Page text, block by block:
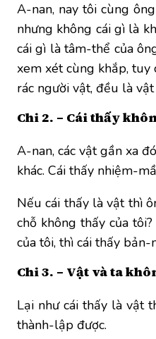
A-nan, nay tôi cùng
nhưng không cái gì là
cái gì là tâm-thể của
xem xét cùng khắp, tuy
rác người vật, đều là
Chi 2. – Cái thấy
A-nan, các vật gần xa
khác. Cái thấy nhiệm-
Nếu cái thấy là vật thì
chỗ không thấy của
của tôi, thì cái thấy
Chi 3. – Vật và ta
Lại như cái thấy là vật
thành-lập được.